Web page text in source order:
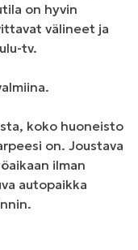
on hyvin
välineet ja
tv.
koko huoneisto
on. Joustava
ilman
autopaikka